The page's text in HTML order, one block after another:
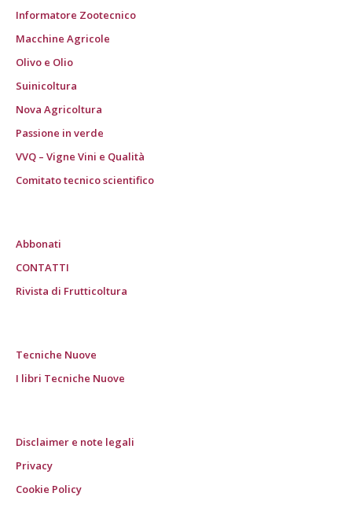
Informatore Zootecnico
Macchine Agricole
Olivo e Olio
Suinicoltura
Nova Agricoltura
Passione in verde
VVQ – Vigne Vini e Qualità
Comitato tecnico scientifico
Abbonati
CONTATTI
Rivista di Frutticoltura
Tecniche Nuove
I libri Tecniche Nuove
Disclaimer e note legali
Privacy
Cookie Policy